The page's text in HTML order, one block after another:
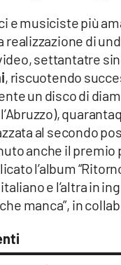
e musiciste più
realizzazione di
settantatre
, riscuotendo
un disco di
al secondo
anche il
l’album
e l’altra in
manca”, in